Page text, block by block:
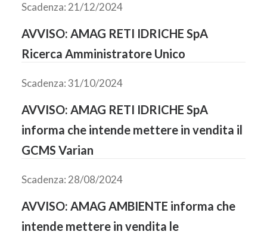
Scadenza: 21/12/2024
AVVISO: AMAG RETI IDRICHE SpA
Ricerca Amministratore Unico
Scadenza: 31/10/2024
AVVISO: AMAG RETI IDRICHE SpA
informa che intende mettere in vendita il
GCMS Varian
Scadenza: 28/08/2024
AVVISO: AMAG AMBIENTE informa che
intende mettere in vendita le